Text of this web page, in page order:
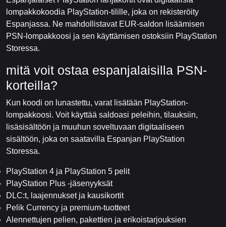
lompakkokoodia PlayStation-tilille, joka on rekisteröity
Espanjassa. Ne mahdollistavat EUR-saldon lisäämisen
PSN-lompakkoosi ja sen käyttämisen ostoksiin PlayStation
Storessa.
mitä voit ostaa espanjalaisilla PSN-
korteilla?
Kun koodi on lunastettu, varat lisätään PlayStation-
lompakkoosi. Voit käyttää saldoasi peleihin, tilauksiin,
lisäsisältöön ja muuhun soveltuvaan digitaaliseen
sisältöön, joka on saatavilla Espanjan PlayStation
Storessa.
PlayStation 4 ja PlayStation 5 pelit
PlayStation Plus -jäsenyyksät
DLC:t, laajennukset ja kausikortit
Pelik Currency ja premium-tuotteet
Alennettujen pelien, pakettien ja erikoistarjouksien